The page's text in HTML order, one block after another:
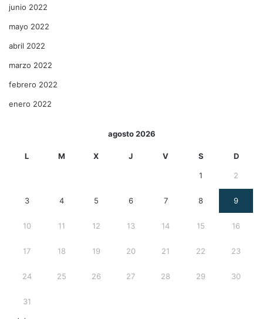
junio 2022
mayo 2022
abril 2022
marzo 2022
febrero 2022
enero 2022
agosto 2026
L M X J V S D
1 2
3 4 5 6 7 8 9
10 11 12 13 14 15 16
17 18 19 20 21 22 23
24 25 26 27 28 29 30
31